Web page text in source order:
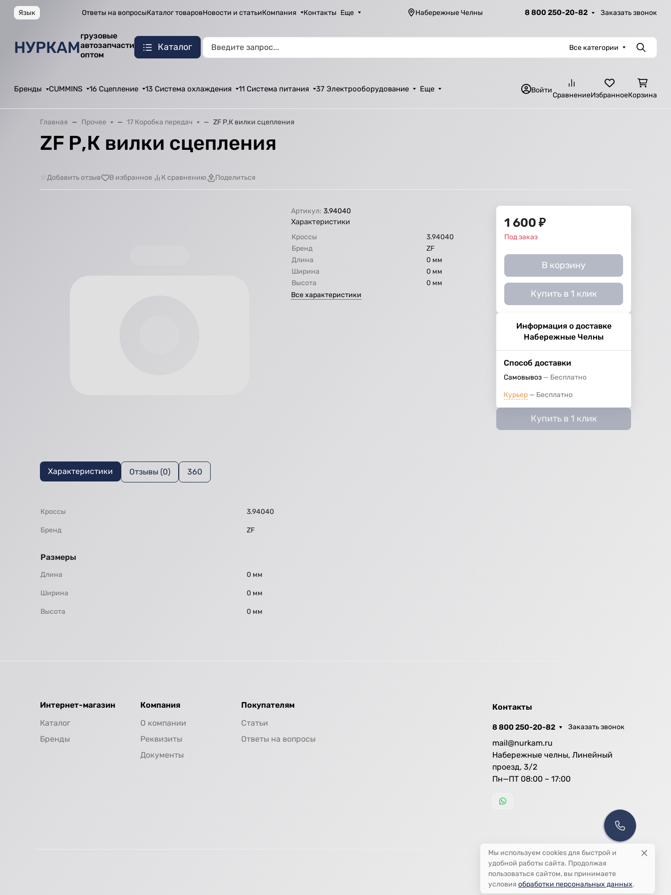
Язык Ответы на вопросыКаталог товаровНовости и статьиКомпания Контакты Еще Набережные Челны 8 800 250-20-82 Заказать звонок
НУРКАМ
грузовые
автозапчасти
оптом
Каталог Все категории Поиск
Бренды CUMMINS 16 Сцепление 13 Система охлаждения 11 Система питания 37 Электрооборудование Еще Войти
СравнениеИзбранноеКорзина
Главная Прочее 17 Коробка передач ZF Р,К вилки сцепления
ZF Р,К вилки сцепления
Добавить отзыв В избранное К сравнению Поделиться
Артикул: 3.94040
Характеристики
Кроссы
3.94040
Бренд
ZF
Длина
0 мм
Ширина
0 мм
Высота
0 мм
Все характеристики
1 600 ₽
Под заказ
В корзину
Купить в 1 клик
Информация о доставке
Набережные Челны
Способ доставки
Самовывоз Бесплатно
Курьер Бесплатно
Купить в 1 клик
Характеристики Отзывы (0) 360
Кроссы 3.94040
Бренд ZF
Размеры
Длина 0 мм
Ширина 0 мм
Высота 0 мм
Интернет-магазин
Каталог
Бренды
Компания
О компании
Реквизиты
Документы
Покупателям
Статьи
Ответы на вопросы
Контакты
8 800 250-20-82 Заказать звонок
mail@nurkam.ru
Набережные челны, Линейный
проезд, 3/2
Пн—ПТ 08:00 – 17:00
Мы используем cookies для быстрой и
удобной работы сайта. Продолжая
пользоваться сайтом, вы принимаете
условия обработки персональных данных.